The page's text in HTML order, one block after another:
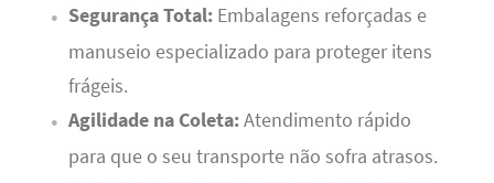
Segurança Total:Embalagens reforçadas e
manuseio especializado para proteger itens
frágeis.
Agilidade na Coleta:Atendimento rápido
para que o seu transporte não sofra atrasos.